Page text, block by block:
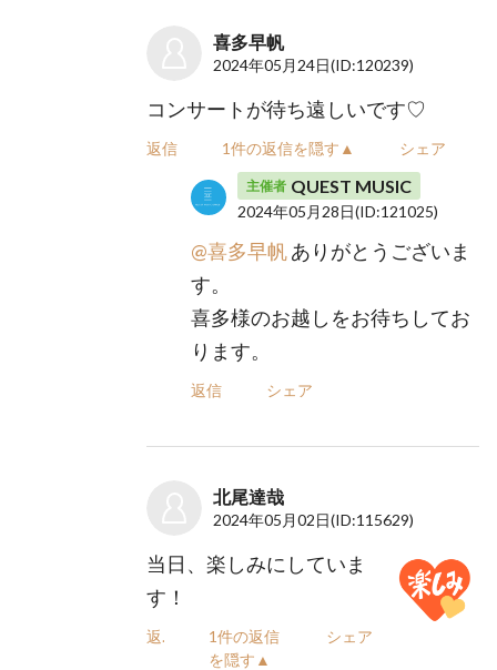
喜多早帆
2024年05月24日(ID:120239)
コンサートが待ち遠しいです♡
返信 1件の返信を隠す▲ シェア
主催者 QUEST MUSIC
2024年05月28日(ID:121025)
@喜多早帆ありがとうございま
す。
喜多様のお越しをお待ちしてお
ります。
返信 シェア
北尾達哉
2024年05月02日(ID:115629)
当日、楽しみにしていま
す！
返信
1件の返信
を隠す▲
シェア